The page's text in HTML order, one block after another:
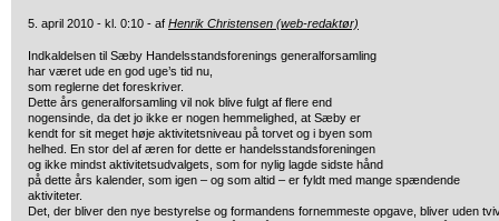
5. april 2010 - kl. 0:10 - af Henrik Christensen (web-redaktør)
Indkaldelsen til Sæby Handelsstandsforenings generalforsamling
har været ude en god uge’s tid nu,
som reglerne det foreskriver.
Dette års generalforsamling vil nok blive fulgt af flere end
nogensinde, da det jo ikke er nogen hemmelighed, at Sæby er
kendt for sit meget høje aktivitetsniveau på torvet og i byen som
helhed. En stor del af æren for dette er handelsstandsforeningen
og ikke mindst aktivitetsudvalgets, som for nylig lagde sidste hånd
på dette års kalender, som igen – og som altid – er fyldt med mange spændende
aktiviteter.
Det, der bliver den nye bestyrelse og formandens fornemmeste opgave, bliver uden